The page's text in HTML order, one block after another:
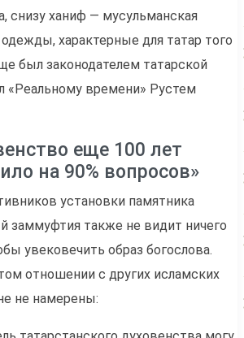
снизу ханиф — мусульманская
характерные для татар того
был законодателем татарской
«Реальному времени» Рустем
еще 100 лет
на 90% вопросов»
установки памятника
заммуфтия также не видит ничего
увековечить образ богослова.
отношении с других исламских
не намерены: